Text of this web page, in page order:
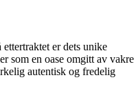
er dets unike
som en oase omgitt av vakre
autentisk og fredelig